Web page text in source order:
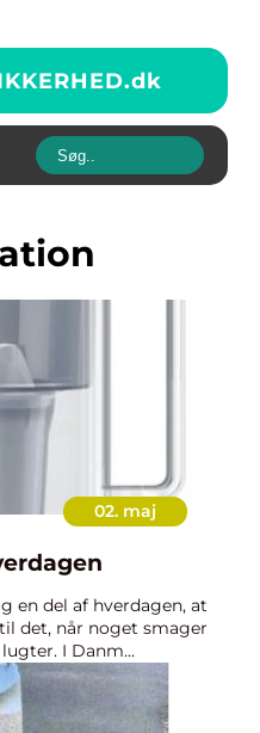
dk
02. maj
en del af hverdagen, at
det, når noget smager
I Danm...